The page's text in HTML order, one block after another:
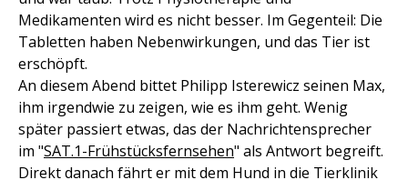
Medikamenten wird es nicht besser. Im Gegenteil: Die
Tabletten haben Nebenwirkungen, und das Tier ist
erschöpft.
An diesem Abend bittet Philipp Isterewicz seinen Max,
ihm irgendwie zu zeigen, wie es ihm geht. Wenig
später passiert etwas, das der Nachrichtensprecher
im "SAT.1-Frühstücksfernsehen" als Antwort begreift.
Direkt danach fährt er mit dem Hund in die Tierklinik